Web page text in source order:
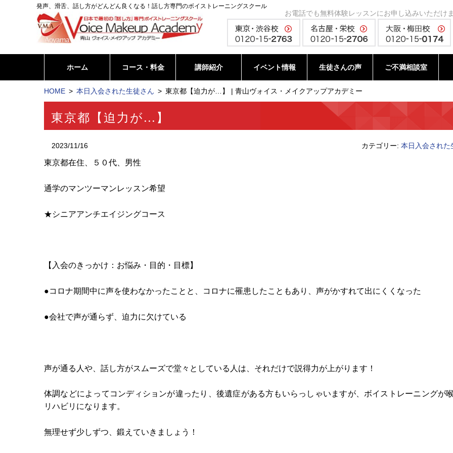
発声、滑舌、話し方がどんどん良くなる！話し方専門のボイストレーニングスクール
お電話でも無料体験レッスンにお申し込みいただけ
ホーム コース・料金 講師紹介 イベント情報 生徒さんの声 ご不満相談室
HOME 本日入会された生徒さん 東京都【迫力が…】 | 青山ヴォイス・メイクアップアカデミー
東京都【迫力が…】
2023/11/16 カテゴリー: 本日入会された
東京都在住、５０代、男性
通学のマンツーマンレッスン希望
★シニアアンチエイジングコース
【入会のきっかけ：お悩み・目的・目標】
●コロナ期間中に声を使わなかったことと、コロナに罹患したこともあり、声がかすれて出にくくなった
●会社で声が通らず、迫力に欠けている
声が通る人や、話し方がスムーズで堂々としている人は、それだけで説得力が上がります！
体調などによってコンディションが違ったり、後遺症がある方もいらっしゃいますが、ボイストレーニングが
リハビリになります。
無理せず少しずつ、鍛えていきましょう！